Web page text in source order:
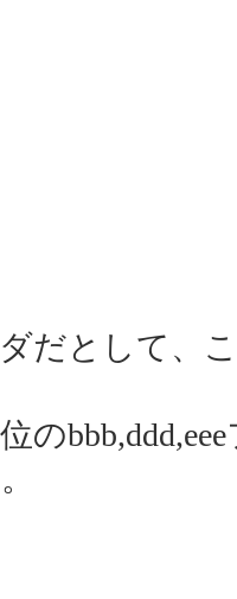
だとして、
の